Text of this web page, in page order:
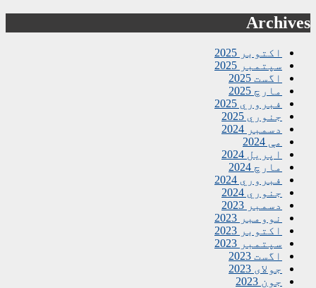
Archives
اکتوبر 2025
سپتمبر 2025
اگست 2025
مارچ 2025
فبروري 2025
جنوري 2025
دسمبر 2024
مې 2024
اپریل 2024
مارچ 2024
فبروري 2024
جنوري 2024
دسمبر 2023
نوومبر 2023
اکتوبر 2023
سپتمبر 2023
اگست 2023
جولای 2023
جون 2023